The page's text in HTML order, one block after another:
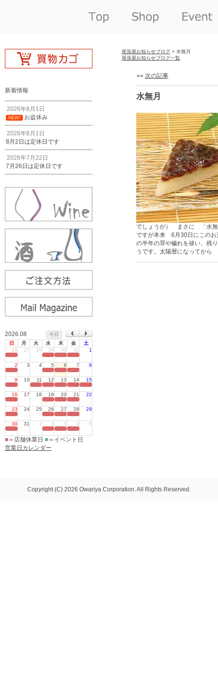
新着情報
2026年8月1日
NEW! お盆休み
2026年8月1日
8月2日は定休日です
2026年7月22日
7月26日は定休日です
2026.08
今日
日
月 火 水 木 金
土
26
27 28 29 30 31 1
2 3 4 5 6 7 8
9 10 11 12 13 14 15
16 17 18 19 20 21 22
23 24 25 26 27 28 29
30 31 1 2 3 4 5
■ ＝店舗休業日 ■ ＝イベント日
営業日カレンダー
尾張屋お知らせブログ > 水無月
尾張屋お知らせブログ一覧
«« 次の記事
水無月
でしょうが） まさに 「水無
ですが本来 6月30日にこのお
の半年の罪や穢れを祓い、残
うです。太陽暦になってか
Copyright (C) 2026 Owariya Corporation. All Rights Reserved.